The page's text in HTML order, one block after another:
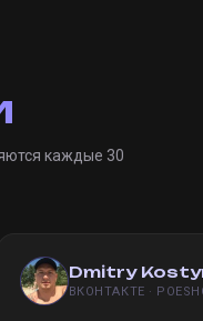
каждые 30
Dmitry
ВКОНТАКТЕ ·